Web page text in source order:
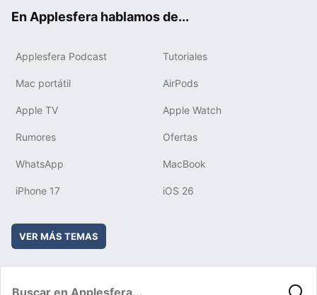
En Applesfera hablamos de...
Applesfera Podcast Tutoriales
Mac portátil AirPods
Apple TV Apple Watch
Rumores Ofertas
WhatsApp MacBook
iPhone 17 iOS 26
VER MÁS TEMAS